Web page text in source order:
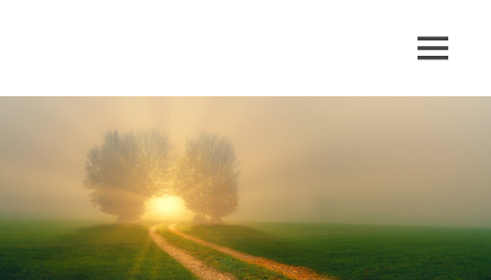
inhoud
schrijft
over
…
MENU